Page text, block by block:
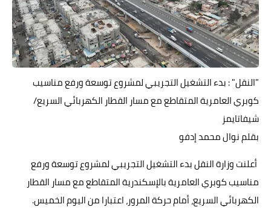
"النقل" : بدء التشغيل التجريبي لمشروع توسعة ورفع مناسيب
كوبري العامرية المتقاطع مع مسار القطار الكهربائي السريع/
شيفاتايمز
بقلم نوال محمد إدفو
أعلنت وزارة النقل بدء التشغيل التجريبي لمشروع توسعة ورفع
مناسيب كوبري العامرية بالإسكندرية المتقاطع مع مسار القطار
الكهربائي السريع، أمام حركة المرور، اعتبارا من اليوم الخميس.